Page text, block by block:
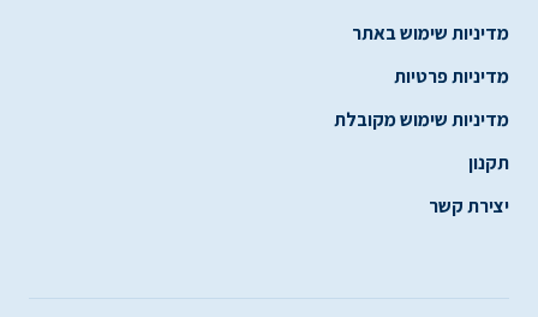
מדיניות שימוש באתר
מדיניות פרטיות
מדיניות שימוש מקובלת
תקנון
יצירת קשר